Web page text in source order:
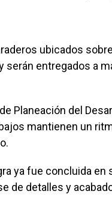
ubicados
serán entregados a
Planeación del
mantienen un
ya fue concluida en
de detalles y